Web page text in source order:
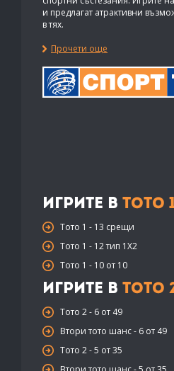
и предлагат атрактивни
в тях.
Прочети още
Игрите в Тото
Тото 1 - 13 срещи
Тото 1 - 12 тип 1X2
Тото 1 - 10 от 10
Игрите в Тото
Тото 2 - 6 от 49
Втори тото шанс - 6 от 49
Тото 2 - 5 от 35